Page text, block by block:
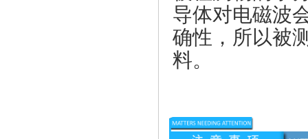
导体对电磁波
确性，所以被
料。